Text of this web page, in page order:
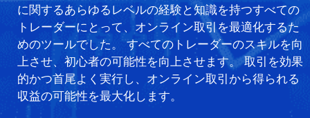
に関するあらゆるレベルの経験と知識を持つすべての
トレーダーにとって、オンライン取引を最適化するた
めのツールでした。 すべてのトレーダーのスキルを向
上させ、初心者の可能性を向上させます。 取引を効果
的かつ首尾よく実行し、オンライン取引から得られる
収益の可能性を最大化します。